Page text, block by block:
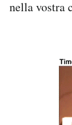
nella vostra